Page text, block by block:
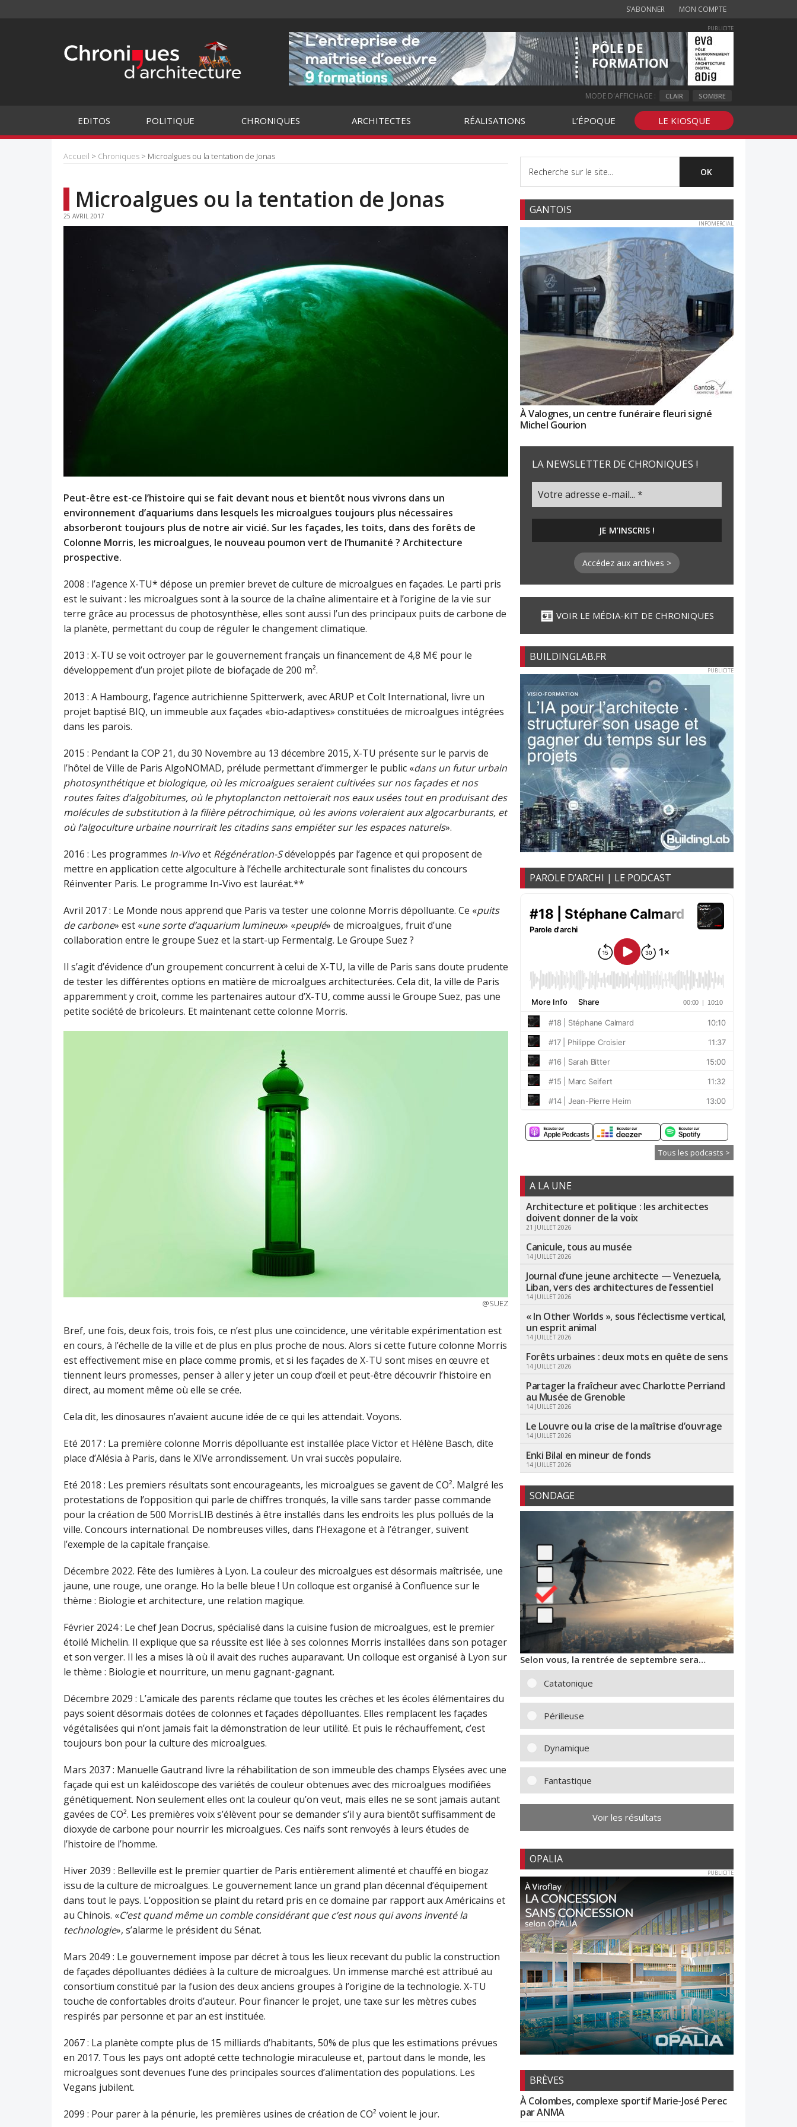
S’ABONNER MON COMPTE
PUBLICITE
MODE D'AFFICHAGE : CLAIR SOMBRE
EDITOS POLITIQUE CHRONIQUES ARCHITECTES RÉALISATIONS L’ÉPOQUE LE KIOSQUE
Accueil > Chroniques > Microalgues ou la tentation de Jonas
Microalgues ou la tentation de Jonas
25 AVRIL 2017
Peut-être est-ce l’histoire qui se fait devant nous et bientôt nous vivrons dans un
environnement d’aquariums dans lesquels les microalgues toujours plus nécessaires
absorberont toujours plus de notre air vicié. Sur les façades, les toits, dans des forêts de
Colonne Morris, les microalgues, le nouveau poumon vert de l’humanité ? Architecture
prospective.
2008 : l’agence X-TU* dépose un premier brevet de culture de microalgues en façades. Le parti pris
est le suivant : les microalgues sont à la source de la chaîne alimentaire et à l’origine de la vie sur
terre grâce au processus de photosynthèse, elles sont aussi l’un des principaux puits de carbone de
la planète, permettant du coup de réguler le changement climatique.
2013 : X-TU se voit octroyer par le gouvernement français un financement de 4,8 M€ pour le
développement d’un projet pilote de biofaçade de 200 m².
2013 : A Hambourg, l’agence autrichienne Spitterwerk, avec ARUP et Colt International, livre un
projet baptisé BIQ, un immeuble aux façades «bio-adaptives» constituées de microalgues intégrées
dans les parois.
2015 : Pendant la COP 21, du 30 Novembre au 13 décembre 2015, X-TU présente sur le parvis de
l’hôtel de Ville de Paris AlgoNOMAD, prélude permettant d’immerger le public «dans un futur urbain
photosynthétique et biologique, où les microalgues seraient cultivées sur nos façades et nos
routes faites d’algobitumes, où le phytoplancton nettoierait nos eaux usées tout en produisant des
molécules de substitution à la filière pétrochimique, où les avions voleraient aux algocarburants, et
où l’algoculture urbaine nourrirait les citadins sans empiéter sur les espaces naturels».
2016 : Les programmes In-Vivoet Régénération-Sdéveloppés par l’agence et qui proposent de
mettre en application cette algoculture à l’échelle architecturale sont finalistes du concours
Réinventer Paris. Le programme In-Vivo est lauréat.**
Avril 2017 : Le Monde nous apprend que Paris va tester une colonne Morris dépolluante. Ce «puits
de carbone» est «une sorte d’aquarium lumineux» «peuplé» de microalgues, fruit d’une
collaboration entre le groupe Suez et la start-up Fermentalg. Le Groupe Suez ?
Il s’agit d’évidence d’un groupement concurrent à celui de X-TU, la ville de Paris sans doute prudente
de tester les différentes options en matière de microalgues architecturées. Cela dit, la ville de Paris
apparemment y croit, comme les partenaires autour d’X-TU, comme aussi le Groupe Suez, pas une
petite société de bricoleurs. Et maintenant cette colonne Morris.
@SUEZ
Bref, une fois, deux fois, trois fois, ce n’est plus une coïncidence, une véritable expérimentation est
en cours, à l’échelle de la ville et de plus en plus proche de nous. Alors si cette future colonne Morris
est effectivement mise en place comme promis, et si les façades de X-TU sont mises en œuvre et
tiennent leurs promesses, penser à aller y jeter un coup d’œil et peut-être découvrir l’histoire en
direct, au moment même où elle se crée.
Cela dit, les dinosaures n’avaient aucune idée de ce qui les attendait. Voyons.
Eté 2017 : La première colonne Morris dépolluante est installée place Victor et Hélène Basch, dite
place d’Alésia à Paris, dans le XIVe arrondissement. Un vrai succès populaire.
Eté 2018 : Les premiers résultats sont encourageants, les microalgues se gavent de CO². Malgré les
protestations de l’opposition qui parle de chiffres tronqués, la ville sans tarder passe commande
pour la création de 500 MorrisLIB destinés à être installés dans les endroits les plus pollués de la
ville. Concours international. De nombreuses villes, dans l’Hexagone et à l’étranger, suivent
l’exemple de la capitale française.
Décembre 2022. Fête des lumières à Lyon. La couleur des microalgues est désormais maîtrisée, une
jaune, une rouge, une orange. Ho la belle bleue ! Un colloque est organisé à Confluence sur le
thème : Biologie et architecture, une relation magique.
Février 2024 : Le chef Jean Docrus, spécialisé dans la cuisine fusion de microalgues, est le premier
étoilé Michelin. Il explique que sa réussite est liée à ses colonnes Morris installées dans son potager
et son verger. Il les a mises là où il avait des ruches auparavant. Un colloque est organisé à Lyon sur
le thème : Biologie et nourriture, un menu gagnant-gagnant.
Décembre 2029 : L’amicale des parents réclame que toutes les crèches et les écoles élémentaires du
pays soient désormais dotées de colonnes et façades dépolluantes. Elles remplacent les façades
végétalisées qui n’ont jamais fait la démonstration de leur utilité. Et puis le réchauffement, c’est
toujours bon pour la culture des microalgues.
Mars 2037 : Manuelle Gautrand livre la réhabilitation de son immeuble des champs Elysées avec une
façade qui est un kaléidoscope des variétés de couleur obtenues avec des microalgues modifiées
génétiquement. Non seulement elles ont la couleur qu’on veut, mais elles ne se sont jamais autant
gavées de CO². Les premières voix s’élèvent pour se demander s’il y aura bientôt suffisamment de
dioxyde de carbone pour nourrir les microalgues. Ces naïfs sont renvoyés à leurs études de
l’histoire de l’homme.
Hiver 2039 : Belleville est le premier quartier de Paris entièrement alimenté et chauffé en biogaz
issu de la culture de microalgues. Le gouvernement lance un grand plan décennal d’équipement
dans tout le pays. L’opposition se plaint du retard pris en ce domaine par rapport aux Américains et
au Chinois. «C’est quand même un comble considérant que c’est nous qui avons inventé la
technologie», s’alarme le président du Sénat.
Mars 2049 : Le gouvernement impose par décret à tous les lieux recevant du public la construction
de façades dépolluantes dédiées à la culture de microalgues. Un immense marché est attribué au
consortium constitué par la fusion des deux anciens groupes à l’origine de la technologie. X-TU
touche de confortables droits d’auteur. Pour financer le projet, une taxe sur les mètres cubes
respirés par personne et par an est instituée.
2067 : La planète compte plus de 15 milliards d’habitants, 50% de plus que les estimations prévues
en 2017. Tous les pays ont adopté cette technologie miraculeuse et, partout dans le monde, les
microalgues sont devenues l’une des principales sources d’alimentation des populations. Les
Vegans jubilent.
2099 : Pour parer à la pénurie, les premières usines de création de CO² voient le jour.
GANTOIS
INFOMERCIAL
À Valognes, un centre funéraire fleuri signé
Michel Gourion
LA NEWSLETTER DE CHRONIQUES !
Accédez aux archives >
VOIR LE MÉDIA-KIT DE CHRONIQUES
BUILDINGLAB.FR
PUBLICITE
PAROLE D’ARCHI | LE PODCAST
Tous les podcasts >
A LA UNE
Architecture et politique : les architectes
doivent donner de la voix
21 JUILLET 2026
Canicule, tous au musée
14 JUILLET 2026
Journal d’une jeune architecte — Venezuela,
Liban, vers des architectures de l’essentiel
14 JUILLET 2026
« In Other Worlds », sous l’éclectisme vertical,
un esprit animal
14 JUILLET 2026
Forêts urbaines : deux mots en quête de sens
14 JUILLET 2026
Partager la fraîcheur avec Charlotte Perriand
au Musée de Grenoble
14 JUILLET 2026
Le Louvre ou la crise de la maîtrise d’ouvrage
14 JUILLET 2026
Enki Bilal en mineur de fonds
14 JUILLET 2026
SONDAGE
Selon vous, la rentrée de septembre sera…
Catatonique
Périlleuse
Dynamique
Fantastique
Voir les résultats
OPALIA
PUBLICITE
BRÈVES
À Colombes, complexe sportif Marie-José Perec
par ANMA